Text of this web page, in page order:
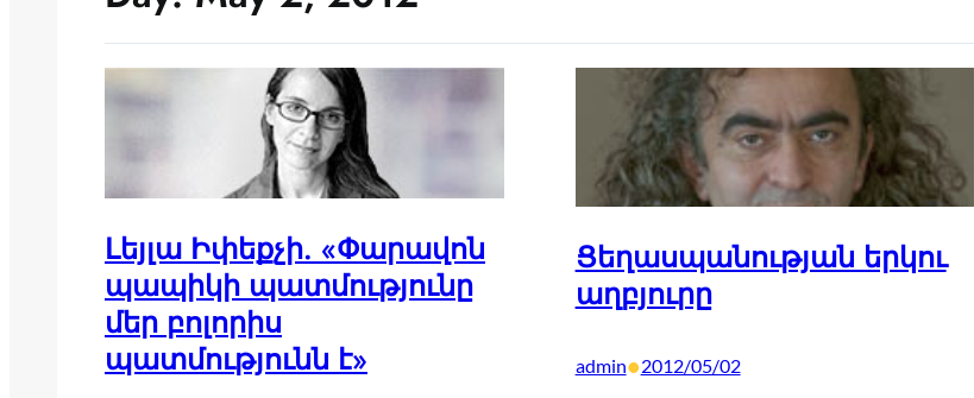
Լեյլա Իփեքչի. «Փարավոն
պապիկի պատմությունը
մեր բոլորիս
պատմությունն է»
Ցեղասպանության երկու
աղբյուրը
admin•2012/05/02